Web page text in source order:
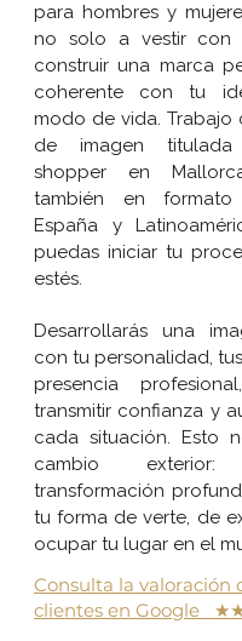
para hombres y
no solo a vestir con
construir una marca
coherente con tu
modo de vida. Trabajo
de imagen
shopper en
también en
España y
puedas iniciar tu
estés.
Desarrollarás una
con tu personalidad,
presencia
transmitir confianza y
cada situación. Esto
cambio
transformación
tu forma de verte, de
ocupar tu lugar en el
Consulta la valoración
clientes en Google